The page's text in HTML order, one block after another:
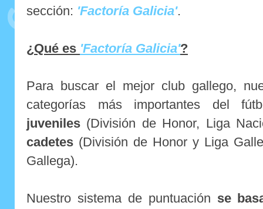
sección: 'Factoría Galicia'.
¿Qué es 'Factoría Galicia'?
Para buscar el mejor club gallego,
categorías más importantes del
juveniles (División de Honor, Liga
cadetes (División de Honor y Liga
Gallega).
Nuestro sistema de puntuación se